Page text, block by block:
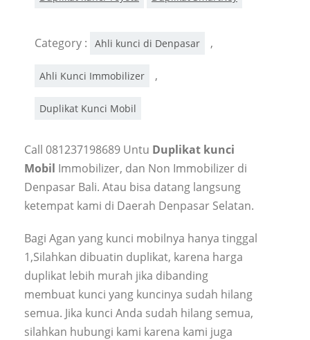
Category : Ahli kunci di Denpasar ,
Ahli Kunci Immobilizer ,
Duplikat Kunci Mobil
Call 081237198689 Untu Duplikat kunci
Mobil Immobilizer, dan Non Immobilizer di
Denpasar Bali. Atau bisa datang langsung
ketempat kami di Daerah Denpasar Selatan.
Bagi Agan yang kunci mobilnya hanya tinggal
1,Silahkan dibuatin duplikat, karena harga
duplikat lebih murah jika dibanding
membuat kunci yang kuncinya sudah hilang
semua. Jika kunci Anda sudah hilang semua,
silahkan hubungi kami karena kami juga